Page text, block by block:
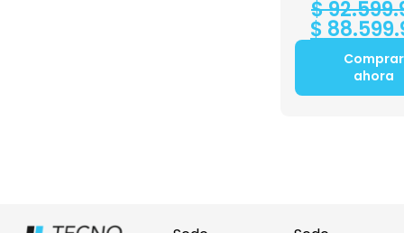
$
$
Comprar
ahora